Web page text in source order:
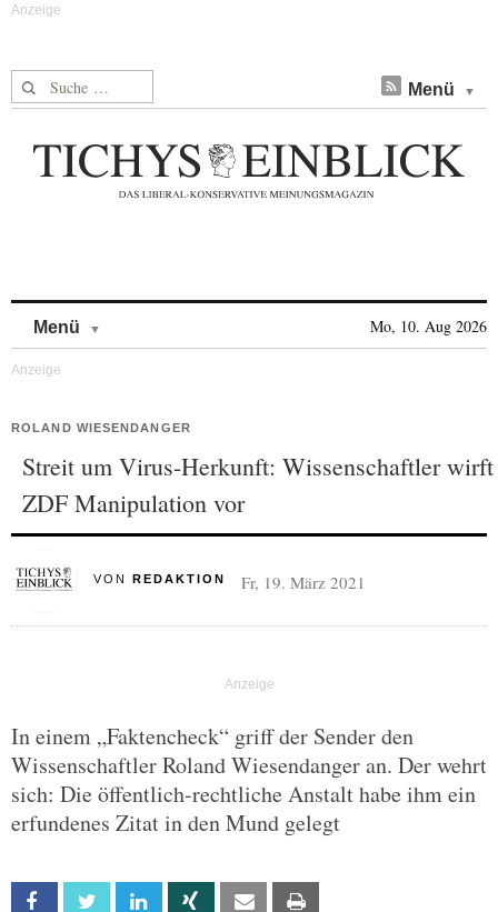
Suche nach: Menü
Menü Mo, 10. Aug 2026
ROLAND WIESENDANGER
Streit um Virus-Herkunft: Wissenschaftler wirft
ZDF Manipulation vor
VON REDAKTION Fr, 19. März 2021
In einem „Faktencheck“ griff der Sender den
Wissenschaftler Roland Wiesendanger an. Der wehrt
sich: Die öffentlich-rechtliche Anstalt habe ihm ein
erfundenes Zitat in den Mund gelegt
Facebook Twitter Linkedin Xing Email